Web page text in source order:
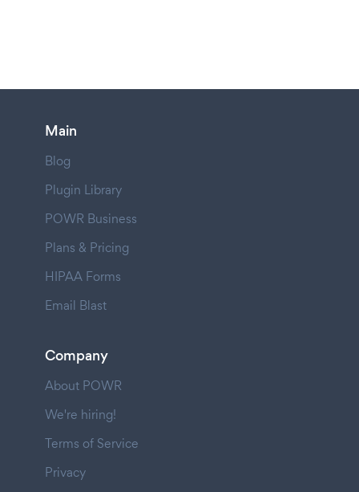
Main
Blog
Plugin Library
POWR Business
Plans & Pricing
HIPAA Forms
Email Blast
Company
About POWR
We're hiring!
Terms of Service
Privacy